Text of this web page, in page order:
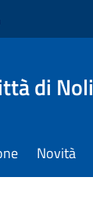
di Noli
Novità